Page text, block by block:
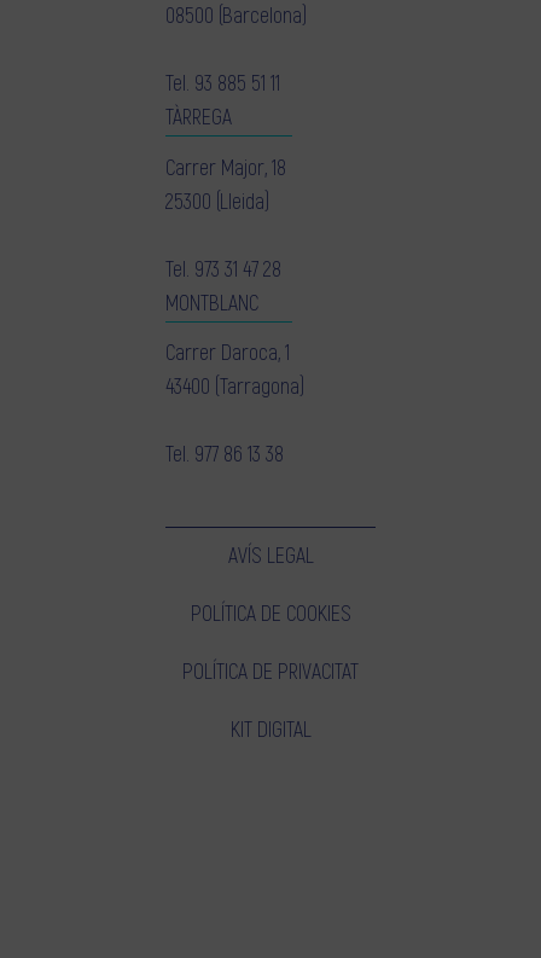
08500 (Barcelona)
Tel. 93 885 51 11
TÀRREGA
Carrer Major, 18
25300 (Lleida)
Tel. 973 31 47 28
MONTBLANC
Carrer Daroca, 1
43400 (Tarragona)
Tel. 977 86 13 38
AVÍS LEGAL
POLÍTICA DE COOKIES
POLÍTICA DE PRIVACITAT
KIT DIGITAL